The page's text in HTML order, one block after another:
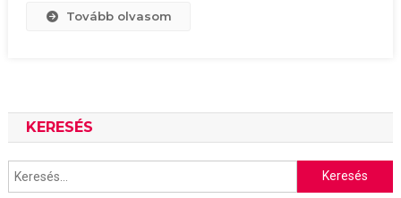
Tovább olvasom
KERESÉS
Keresés: